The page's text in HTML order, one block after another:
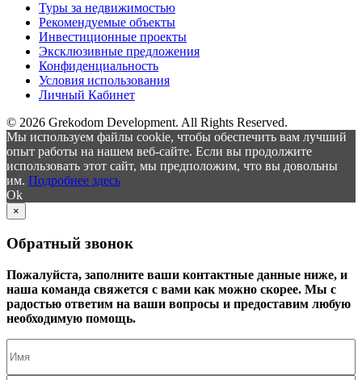
Туры за недвижимостью
Рекомендуемые объекты
Инвестиционные проекты
Эксклюзивные предложения
Конфиденциальность
Условия использования
Личный Кабинет
© 2026 Grekodom Development. All Rights Reserved.
Мы используем файлы cookie, чтобы обеспечить вам лучший
опыт работы на нашем веб-сайте. Если вы продолжите
использовать этот сайт, мы предположим, что вы довольны
им. Подробнее здесь
Ok
×
Обратный звонок
Пожалуйста, заполните ваши контактные данные ниже, и
наша команда свяжется с вами как можно скорее. Мы с
радостью ответим на ваши вопросы и предоставим любую
необходимую помощь.